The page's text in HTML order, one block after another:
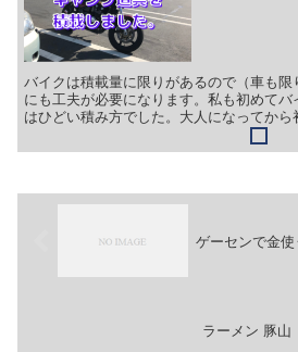
バイクは積載量に限りがあるので（車も
にも工夫が必要になります。私も初めて
はひどい積み方でした。大人になってか
頃はスイミングスクールの合宿でキャンプ
ゲーセンで金使
ラーメン 豚山